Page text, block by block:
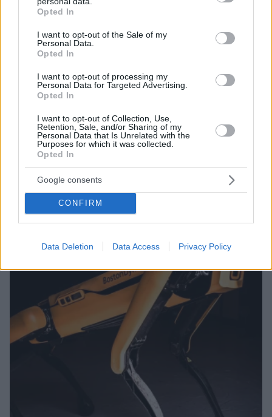
grant or deny consent to Google and its third-party tags to
use your data for below specified purposes in below Google
consent section.
Opted In
I want to opt-out of the Sale of my
Personal Data.
Opted In
I want to opt-out of processing my
Personal Data for Targeted Advertising.
Opted In
I want to opt-out of Collection, Use,
Retention, Sale, and/or Sharing of my
Personal Data that Is Unrelated with the
Purposes for which it was collected.
Opted In
Google consents
CONFIRM
Data Deletion Data Access Privacy Policy
Ο γονιδιακός έλεγχος και οι εννέα μήνες έως τον θάνατο -
Ντοκουμέντα για τον ιατρικό φάκελο της Τζωρτζίνας
Thema Insights